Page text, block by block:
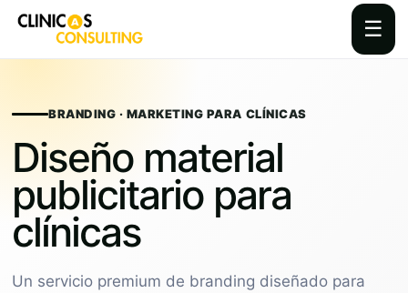
☰
contentBRANDING · MARKETING PARA CLÍNICAS
Diseño material
publicitario para
clínicas
Un servicio premium de branding diseñado para